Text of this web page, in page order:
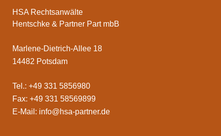
HSA Rechtsanwälte
Hentschke & Partner Part mbB
Marlene-Dietrich-Allee 18
14482 Potsdam
Tel.: +49 331 5856980
Fax: +49 331 58569899
E-Mail: info@hsa-partner.de